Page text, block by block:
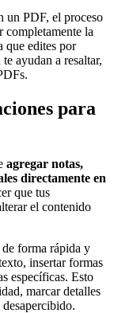
un PDF, el proceso
completamente la
que edites por
ayudan a resaltar,
para
agregar notas,
directamente en
que tus
el contenido
de forma rápida y
insertar formas
específicas. Esto
marcar detalles